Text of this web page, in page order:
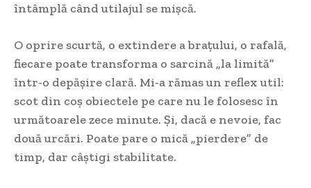
întâmplă când utilajul se mișcă.
O oprire scurtă, o extindere a brațului, o rafală,
fiecare poate transforma o sarcină „la limită”
într-o depășire clară. Mi-a rămas un reflex util:
scot din coș obiectele pe care nu le folosesc în
următoarele zece minute. Și, dacă e nevoie, fac
două urcări. Poate pare o mică „pierdere” de
timp, dar câștigi stabilitate.